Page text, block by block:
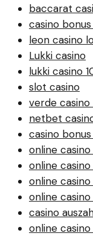
baccarat
casino
leon casino
Lukki casino
lukki casino
slot casino
verde
netbet
casino
online
online
online
online
casino
online